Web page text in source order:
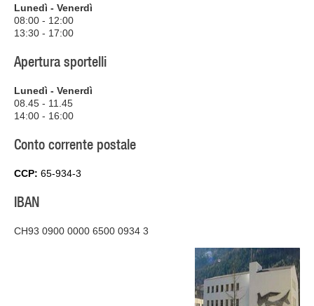
Lunedì - Venerdì
08:00 - 12:00
13:30 - 17:00
Apertura sportelli
Lunedì - Venerdì
08.45 - 11.45
14:00 - 16:00
Conto corrente postale
CCP: 65-934-3
IBAN
CH93 0900 0000 6500 0934 3